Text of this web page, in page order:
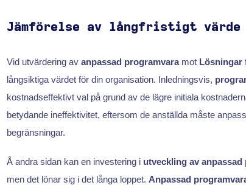
Jämförelse av långfristigt värde
Vid utvärdering av anpassad programvaramot Lösningar
långsiktiga värdet för din organisation. Inledningsvis,
kostnadseffektivt val på grund av de lägre initiala
betydande ineffektivitet, eftersom de anställda måste
begränsningar.
Å andra sidan kan en investering i utveckling av anpassad
men det lönar sig i det långa loppet. Anpassad